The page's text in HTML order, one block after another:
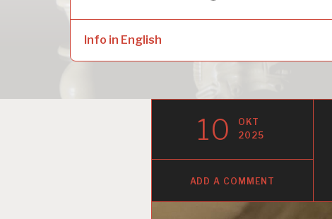
menu
Info in English
10
OKT
2025
ADD A COMMENT